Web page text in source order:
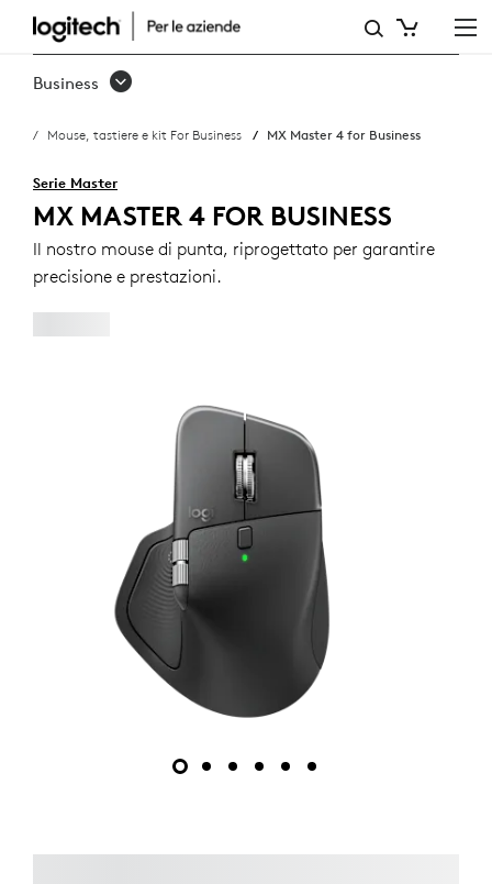
MX
MASTER
FOR
BUSINESS
Business
Mouse, tastiere e kit For Business MX Master 4 for Business
Serie Master
MX MASTER 4 FOR BUSINESS
Il nostro mouse di punta, riprogettato per garantire
precisione e prestazioni.